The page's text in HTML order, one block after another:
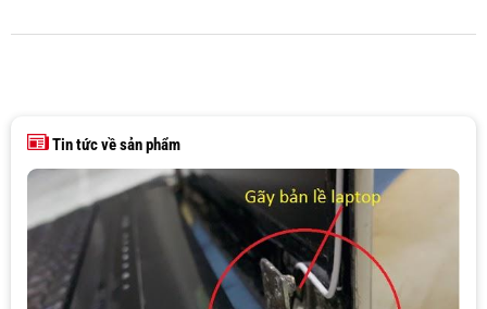
Tin tức về sản phẩm